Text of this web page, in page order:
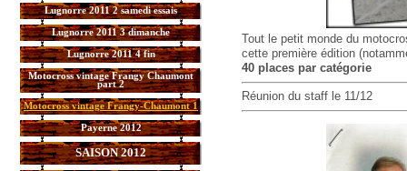
Lugnorre 2011 2 samedi essais
Lugnorre 2011 3 dimanche
Lugnorre 2011 4 fin
Motocross vintage Frangy Chaumont
part 2
Motocross vintage Frangy-Chaumont 1
Payerne 2012
SAISON 2012
Tout le petit monde du
cette première édition
40 places par catégorie
Réunion du staff le 11/12